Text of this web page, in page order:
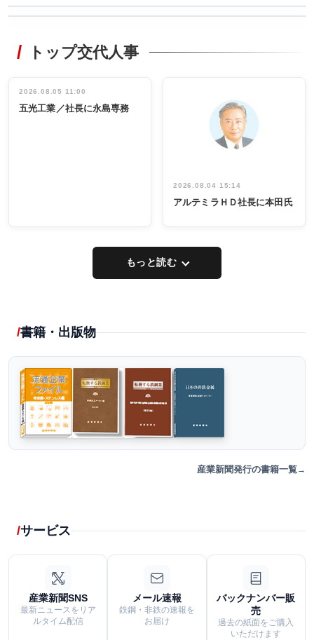
非鉄業界で
インタビュ
ー／社内ア
タックトレー
祝う 業界関
係者ら220人
出席
トップ交代人事
2026.08.05 11:00
五光工業／社長に永島専務
2026.08.04 15:14
アルテミラＨＤ社長に本田氏
もっと読む
書籍・出版物
産業新聞発行の書籍一覧
サービス
産業新聞SNS
最新ニュースをリア
ルタイム配信
メール速報
鉄鋼・非鉄の速報を
お届け
バックナンバー販
売
過去の紙面をご購入
いただけます